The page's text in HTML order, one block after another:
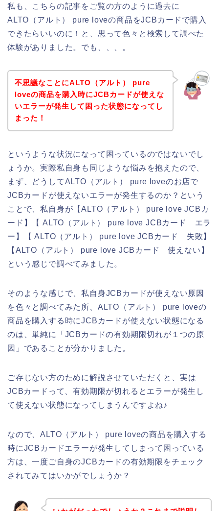
私も、こちらの記事をご覧の方のように過去に
ALTO（アルト） pure loveの商品をJCBカードで購入
できたらいいのに！と、思って色々と検索して調べた
体験がありました。でも、、、。
不思議なことにALTO（アルト） pure
loveの商品を購入時にJCBカードが使えな
いエラーが発生して困った状態になってし
まった！
というような状況になって困っているのではないでし
ょうか。実際私自身も同じような悩みを抱えたので、
まず、どうしてALTO（アルト） pure loveのお店で
JCBカードが使えないエラーが発生するのか？という
ことで、私自身が【ALTO（アルト） pure love JCBカ
ード】【 ALTO（アルト） pure love JCBカード エラ
ー】【 ALTO（アルト） pure love JCBカード 失敗】
【ALTO（アルト） pure love JCBカード 使えない】
という感じで調べてみました。
そのような感じで、私自身JCBカードが使えない原因
を色々と調べてみた所、ALTO（アルト） pure loveの
商品を購入する時にJCBカードが使えない状態になる
のは、単純に「JCBカードの有効期限切れが１つの原
因」であることが分かりました。
ご存じない方のために解説させていただくと、実は
JCBカードって、有効期限が切れるとエラーが発生し
て使えない状態になってしまうんですよね♪
なので、ALTO（アルト） pure loveの商品を購入する
時にJCBカードエラーが発生してしまって困っている
方は、一度ご自身のJCBカードの有効期限をチェック
されてみてはいかがでしょうか？